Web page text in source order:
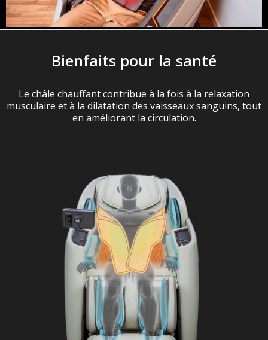
Bienfaits pour la santé
Le châle chauffant contribue à la fois à la relaxation
musculaire et à la dilatation des vaisseaux sanguins, tout
en améliorant la circulation.